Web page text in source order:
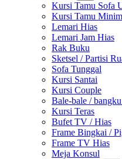
Kursi Tamu Sofa
Kursi Tamu
Lemari Hias
Lemari Jam Hias
Rak Buku
Sketsel / Partisi
Sofa Tunggal
Kursi Santai
Kursi Couple
Bale-bale /
Kursi Teras
Bufet TV / Hias
Frame Bingkai /
Frame TV Hias
Meja Konsul